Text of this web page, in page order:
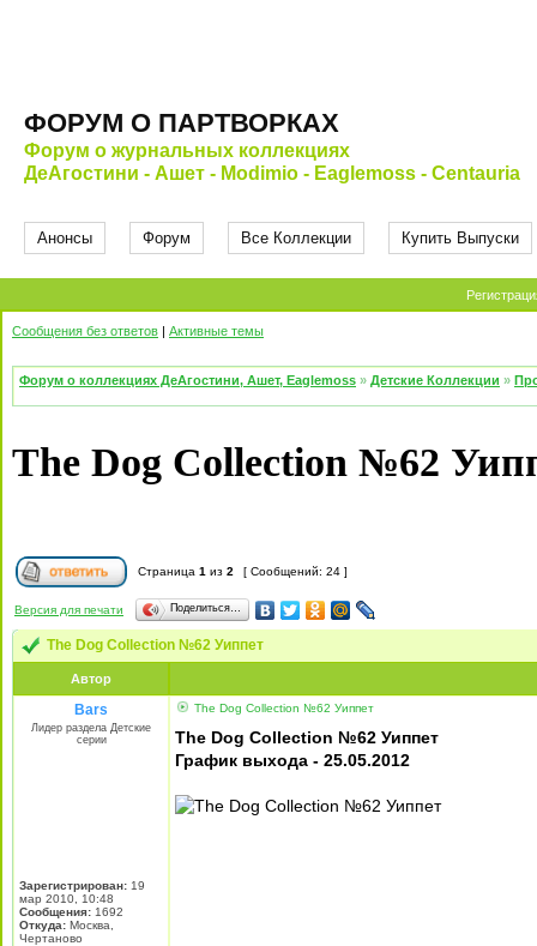
ФОРУМ О ПАРТВОРКАХ
Форум о журнальных коллекциях
ДеАгостини - Ашет - Modimio - Eaglemoss - Centauria
Анонсы Форум Все Коллекции Купить Выпуски
Сообщения без ответов | Активные темы
Форум о коллекциях ДеАгостини, Ашет, Eaglemoss » Детские Коллекции »
The Dog Collection №62
Страница 1 из 2 [ Сообщений: 24 ]
Версия для печати Поделиться…
The Dog Collection №62 Уиппет
Автор
Bars
Лидер раздела Детские
серии
Зарегистрирован: 19
мар 2010, 10:48
Сообщения: 1692
Откуда: Москва,
Чертаново
The Dog Collection №62 Уиппет
The Dog Collection №62 Уиппет
График выхода - 25.05.2012